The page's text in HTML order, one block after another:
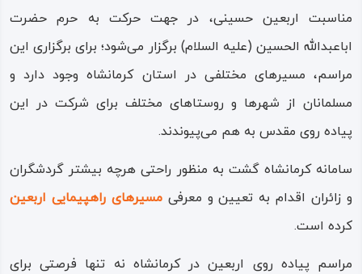
مناسبت اربعین حسینی، در جهت حرکت به حرم حضرت
اباعبدالله الحسین (علیه السلام) برگزار می‌شود؛ برای برگزاری این
مراسم، مسیرهای مختلفی در استان کرمانشاه وجود دارد و
مسلمانان از شهرها و روستاهای مختلف برای شرکت در این
پیاده روی مقدس به هم می‌پیوندند.
سامانه کرمانشاه گشت به منظور راحتی هرچه بیشتر گردشگران
و زائران اقدام به تعیین و معرفیمسیرهای راهپیمایی اربعین
کرده است.
مراسم پیاده روی اربعین در کرمانشاه نه تنها فرصتی برای